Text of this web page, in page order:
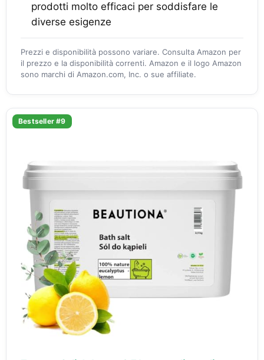
prodotti molto efficaci per soddisfare le
diverse esigenze
Prezzi e disponibilità possono variare. Consulta Amazon per
il prezzo e la disponibilità correnti. Amazon e il logo Amazon
sono marchi di Amazon.com, Inc. o sue affiliate.
Bestseller #9